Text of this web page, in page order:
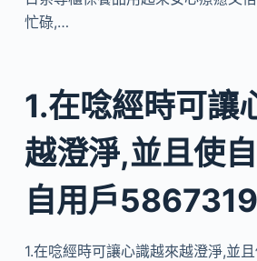
忙碌,…
1.在唸經時可讓
越澄淨,並且使
自用戶
1.在唸經時可讓心識越來越澄淨,並